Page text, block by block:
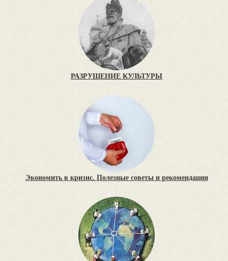
РАЗРУШЕНИЕ КУЛЬТУРЫ
Экономить в кризис. Полезные советы и рекомендации